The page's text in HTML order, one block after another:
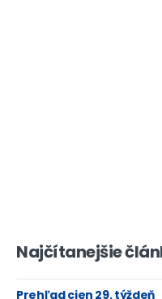
Najčítanejšie
Prehľad cien 29. týždeň